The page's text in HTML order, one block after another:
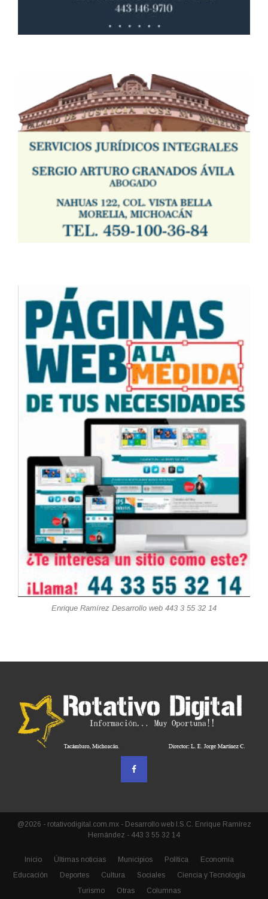
Enrique Ramírez Desarrollo web 443 3 55 32 14
@2026 - rotativodigital.com.mx - Desarrollo web I.S.C. Enrique Ramírez
Hernández - 443 3 55 32 14
Inicio Últimas noticias Municipios Política
Economía
Educación
Deportes Cultura Sociales
Ciencia y Tecnología
Turismo
Otras Columnas